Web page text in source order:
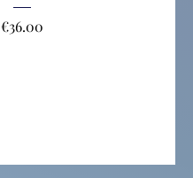
Price
€36.00